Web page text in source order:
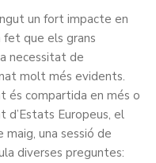
un fort impacte en
fet que els grans
necessitat de
molt més evidents.
compartida en més o
Europeus, el
una sessió de
diverses preguntes: